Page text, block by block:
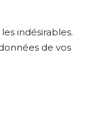
indésirables.
de vos